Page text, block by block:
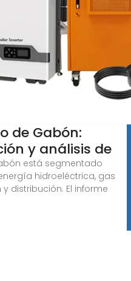
de Gabón:
y análisis de
está segmentado
hidroeléctrica, gas
distribución. El informe